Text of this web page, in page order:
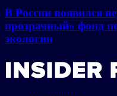
В России появился
прозрачный» фонд
экологии